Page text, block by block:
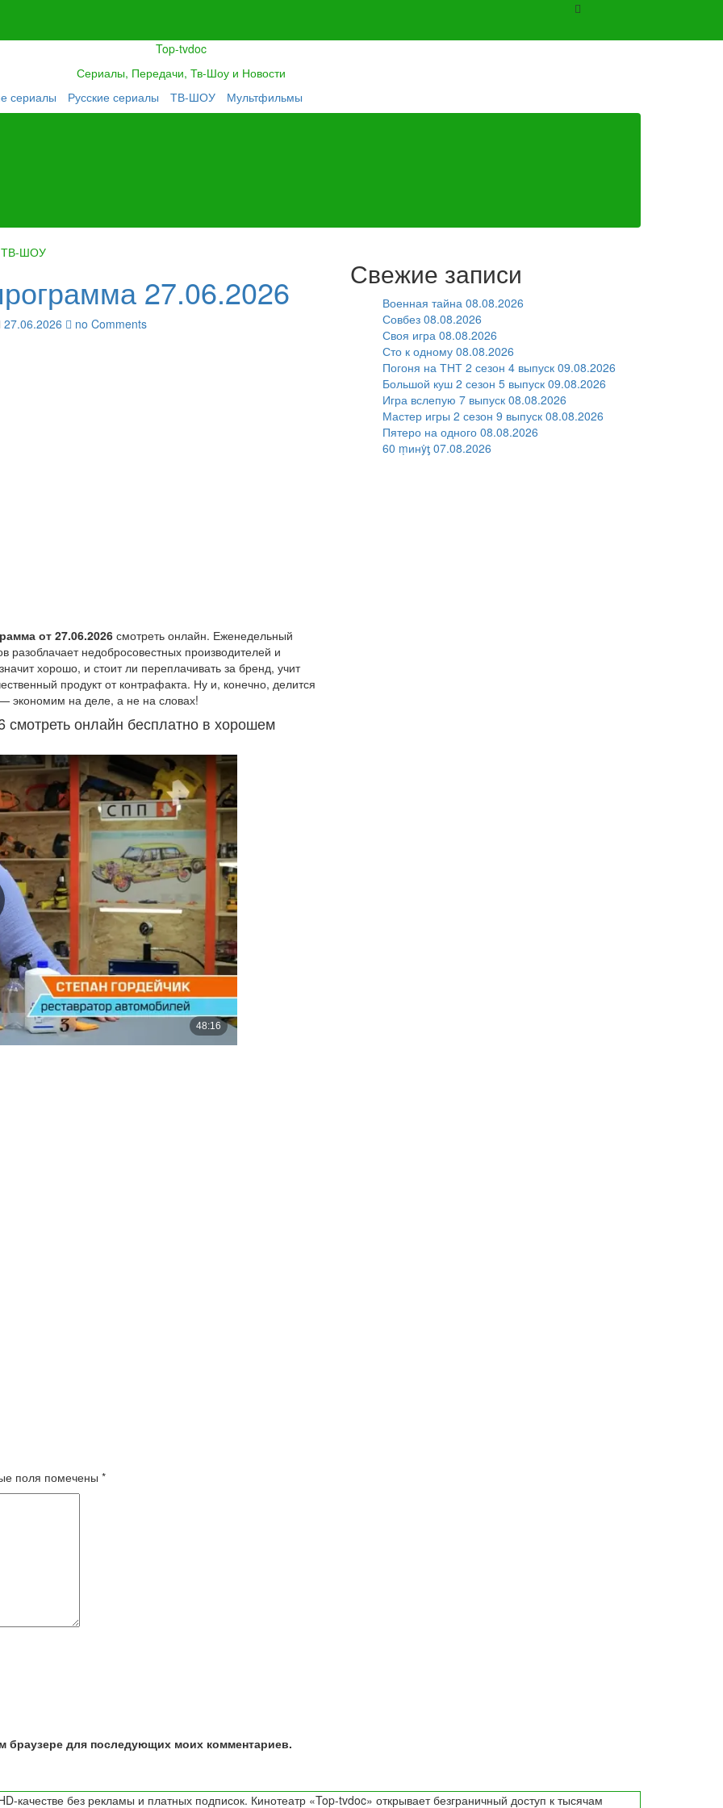
Top-tvdoc
Сериалы, Передачи, Тв-Шоу и Новости
сериалы Русские сериалы ТВ-ШОУ Мультфильмы
ТВ-ШОУ
27.06.2026
27.06.2026 no Comments
от 27.06.2026 смотреть онлайн. Еженедельный
разоблачает недобросовестных производителей и
хорошо, и стоит ли переплачивать за бренд, учит
продукт от контрафакта. Ну и, конечно, делится
экономим на деле, а не на словах!
онлайн бесплатно в хорошем
поля помечены *
браузере для последующих моих комментариев.
Свежие записи
Военная тайна 08.08.2026
Совбез 08.08.2026
Своя игра 08.08.2026
Сто к одному 08.08.2026
Погоня на ТНТ 2 сезон 4 выпуск 09.08.2026
Большой куш 2 сезон 5 выпуск 09.08.2026
Игра вслепую 7 выпуск 08.08.2026
Мастер игры 2 сезон 9 выпуск 08.08.2026
Пятеро на одного 08.08.2026
60 ṃинẏƫ 07.08.2026
без рекламы и платных подписок. Кинотеатр «Top-tvdoc» открывает безграничный доступ к тысячам